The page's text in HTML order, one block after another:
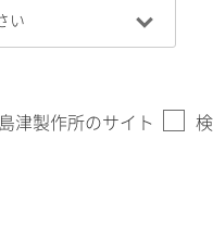
島津製作所のサイト